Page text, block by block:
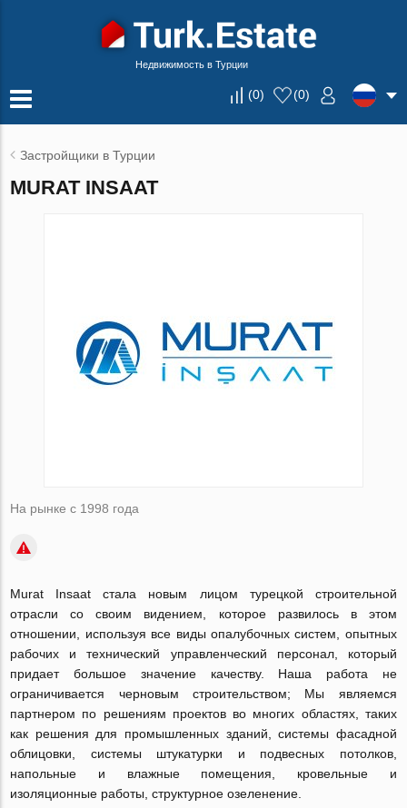
Недвижимость в Турции
(0) (0)
Застройщики в Турции
MURAT INSAAT
На рынке с 1998 года
Murat Insaat стала новым лицом турецкой строительной
отрасли со своим видением, которое развилось в этом
отношении, используя все виды опалубочных систем, опытных
рабочих и технический управленческий персонал, который
придает большое значение качеству. Наша работа не
ограничивается черновым строительством; Мы являемся
партнером по решениям проектов во многих областях, таких
как решения для промышленных зданий, системы фасадной
облицовки, системы штукатурки и подвесных потолков,
напольные и влажные помещения, кровельные и
изоляционные работы, структурное озеленение.